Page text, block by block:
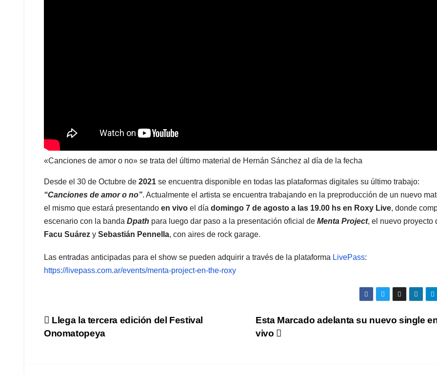
«Canciones de amor o no» se trata del último material de Hernán Sánchez al día de la fecha
Desde el 30 de Octubre de 2021 se encuentra disponible en todas las plataformas digitales su último trabajo:
“Canciones de amor o no”. Actualmente el artista se encuentra trabajando en la preproducción de un nuevo
el mismo que estará presentando en vivo el día domingo 7 de agosto a las 19.00 hs en Roxy Live, donde
escenario con la banda Dpath para luego dar paso a la presentación oficial de Menta Project, el nuevo proyecto
Facu Suárez y Sebastián Pennella, con aires de rock garage.
Las entradas anticipadas para el show se pueden adquirir a través de la plataforma LivePass:
https://livepass.com.ar/events/menta-project-en-the-roxy
Navegación
Esta Marcado adelanta su nuevo single
vivo
Llega la tercera edición del Festival
Onomatopeya